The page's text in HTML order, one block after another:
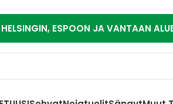
ESPOON JA VANTAAN